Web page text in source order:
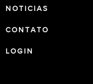
NOTICIAS
CONTATO
LOGIN